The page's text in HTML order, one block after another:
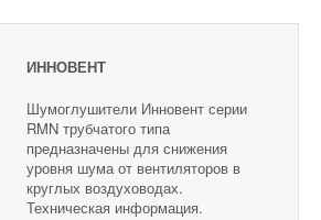
ИННОВЕНТ
Шумоглушители Инновент серии
RMN трубчатого типа
предназначены для снижения
уровня шума от вентиляторов в
круглых воздуховодах.
Техническая информация.